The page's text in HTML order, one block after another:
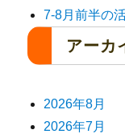
7-8月前半の
アーカ
2026年8月
2026年7月